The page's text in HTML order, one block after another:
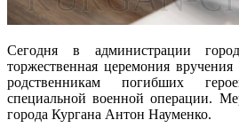
Сегодня в администрации
торжественная церемония вручения
родственникам погибших
специальной военной операции.
города Кургана Антон Науменко.